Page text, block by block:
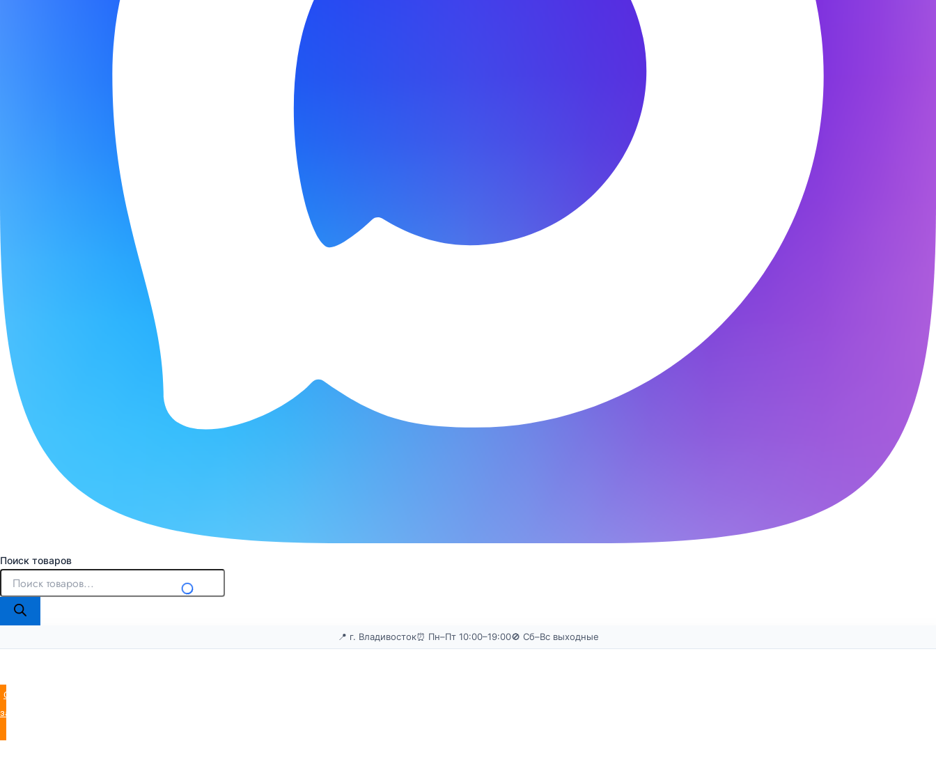
Поиск товаров
📍 г. Владивосток⏰ Пн–Пт 10:00–19:00🚫 Сб–Вс выходные
Оставить
заявку